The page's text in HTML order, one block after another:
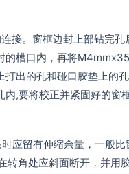
接。窗框边封上部钻完孔
的槽口内，再将
打出的孔和碰口胶垫上的
内,要将校正并紧固好的窗
应留有伸缩余量，一般比
转角处应斜面断开，并用